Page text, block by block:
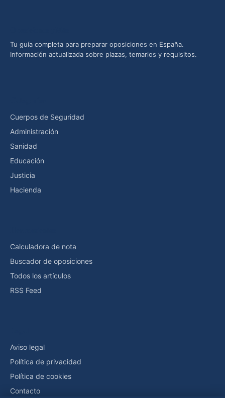
Tu guía completa para preparar oposiciones en España.
Información actualizada sobre plazas, temarios y requisitos.
Cuerpos de Seguridad
Administración
Sanidad
Educación
Justicia
Hacienda
Calculadora de nota
Buscador de oposiciones
Todos los artículos
RSS Feed
Aviso legal
Política de privacidad
Política de cookies
Contacto